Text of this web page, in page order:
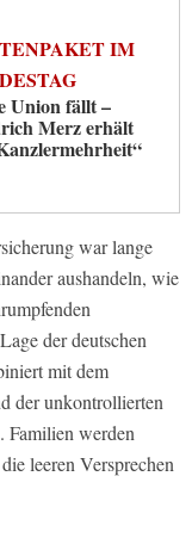
IM
Union fällt –
Merz erhält
war lange
aushandeln, wie
der deutschen
mit dem
der unkontrollierten
Familien werden
leeren Versprechen